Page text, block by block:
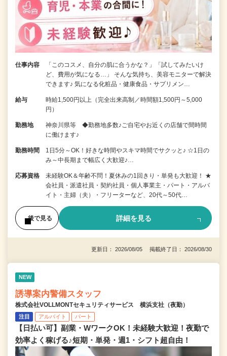
仕事内容
「このコスメ、自分の肌に合うかな？」「試してみたいけ
ど、費用が気になる…」 そんな気持ち、美容モニターで解決
できます♪ 気になる化粧品・健康食品・サプリメン…
給与
時給1,500円以上（完全出来高制／時間額1,500円～5,000
円）
勤務地
神奈川県等 ◆勤務地多数♪ご自宅やお近くの店舗で間時間
に働けます♪
勤務時間
1日5分～OK！好きな時間やスキマ時間でサクッと♪ ☆1日の
み～中長期まで幅広く大歓迎♪…
応募資格
未経験OK＆年齢不問！夏休みの1回きり・単発も大歓迎！ ★
会社員・派遣社員・契約社員・個人事業主・パート・アルバ
イト・主婦（夫）・フリーターなど、20代～50代…
後で見る 詳細を見る
更新日： 2026/08/05 掲載終了日： 2026/08/30
NEW
誘導案内警備スタッフ
株式会社VOLLMONTセキュリティサービス 横浜支社（夜勤）
注目 アルバイト パート
【日払い可】副業・WワークOK！未経験大歓迎！夜勤で
効率よく稼げる♪短期・単発・週1・シフト超自由！